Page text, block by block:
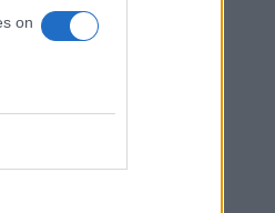
on
οχημάτων με
τις